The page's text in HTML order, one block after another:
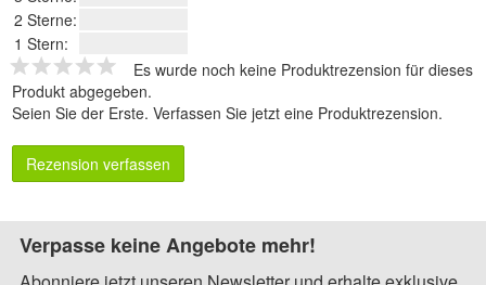
2 Sterne:
1 Stern:
Es wurde noch keine Produktrezension für dieses
Produkt abgegeben.
Seien Sie der Erste. Verfassen Sie jetzt eine Produktrezension.
Rezension verfassen
Verpasse keine Angebote mehr!